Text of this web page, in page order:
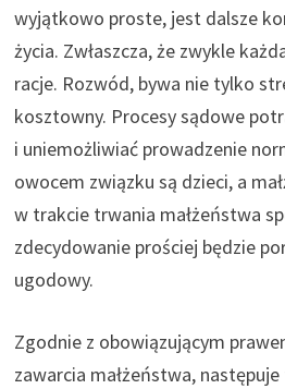
wyjątkowo proste, jest dalsze
życia. Zwłaszcza, że zwykle
racje. Rozwód, bywa nie tylko
kosztowny. Procesy sądowe
i uniemożliwiać prowadzenie
owocem związku są dzieci, a
w trakcie trwania małżeństwa
zdecydowanie prościej będzie
ugodowy.
Zgodnie z obowiązującym
zawarcia małżeństwa,